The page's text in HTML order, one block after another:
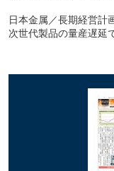
日本金属／長期経営計
次世代製品の量産遅延